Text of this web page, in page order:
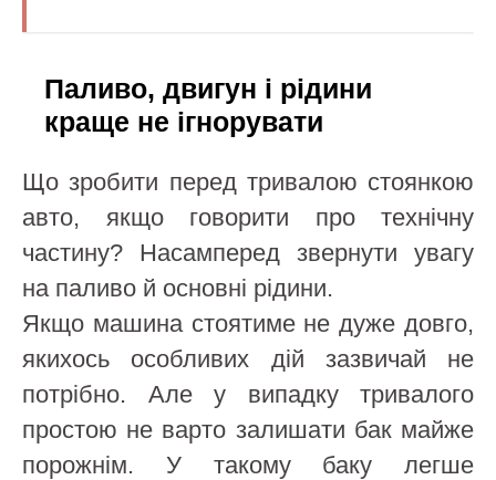
Паливо, двигун і рідини
краще не ігнорувати
Що зробити перед тривалою стоянкою
авто, якщо говорити про технічну
частину? Насамперед звернути увагу
на паливо й основні рідини.
Якщо машина стоятиме не дуже довго,
якихось особливих дій зазвичай не
потрібно. Але у випадку тривалого
простою не варто залишати бак майже
порожнім. У такому баку легше